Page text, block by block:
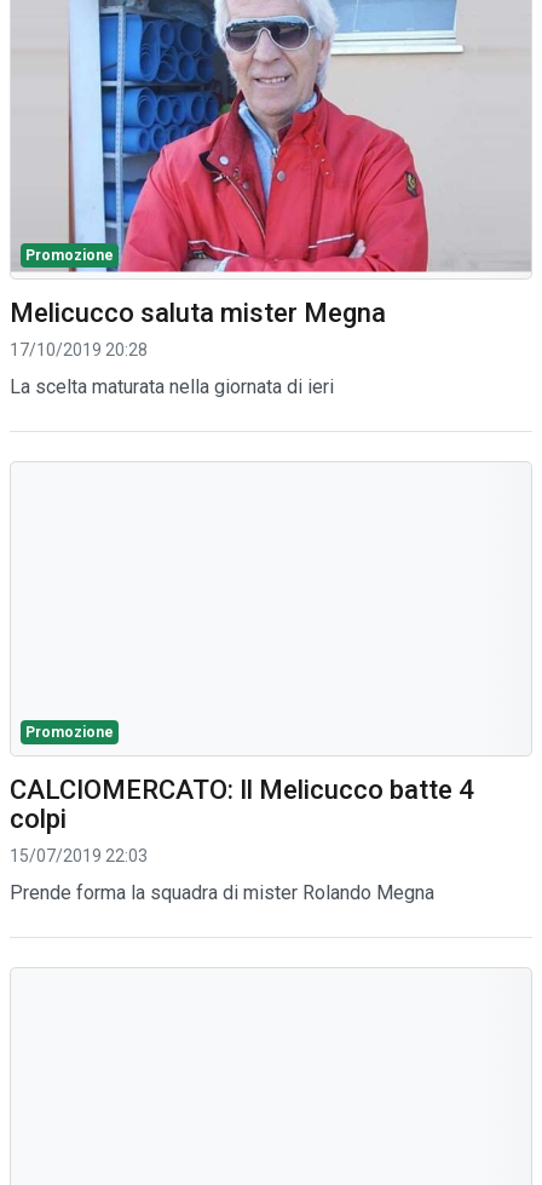
Promozione
Melicucco saluta mister Megna
17/10/2019 20:28
La scelta maturata nella giornata di ieri
Promozione
CALCIOMERCATO: Il Melicucco batte 4
colpi
15/07/2019 22:03
Prende forma la squadra di mister Rolando Megna